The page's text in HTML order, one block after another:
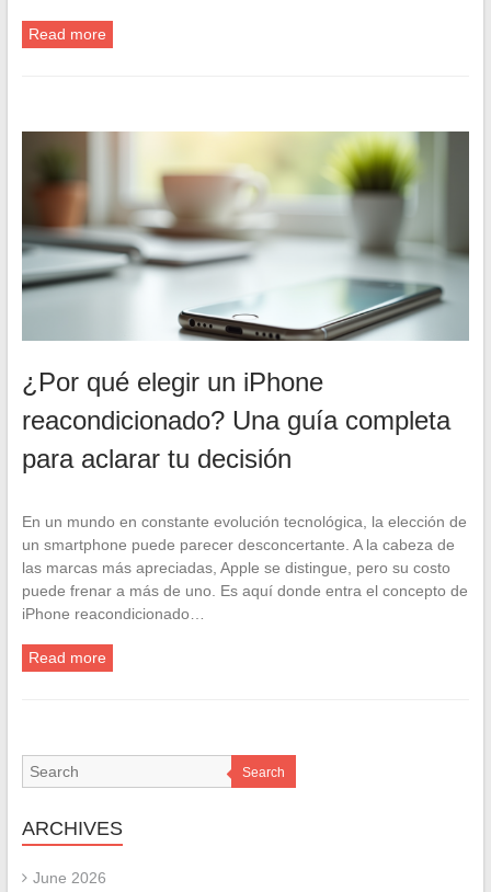
Read more
¿Por qué elegir un iPhone
reacondicionado? Una guía completa
para aclarar tu decisión
En un mundo en constante evolución tecnológica, la elección de
un smartphone puede parecer desconcertante. A la cabeza de
las marcas más apreciadas, Apple se distingue, pero su costo
puede frenar a más de uno. Es aquí donde entra el concepto de
iPhone reacondicionado…
Read more
Search
ARCHIVES
June 2026